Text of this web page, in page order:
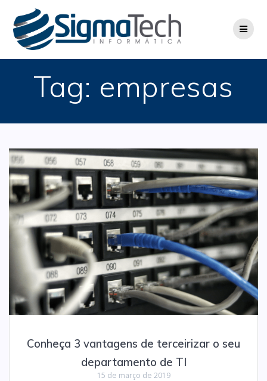
to
content
Tag: empresas
Conheça 3 vantagens de terceirizar o seu
departamento de TI
15 de março de 2019